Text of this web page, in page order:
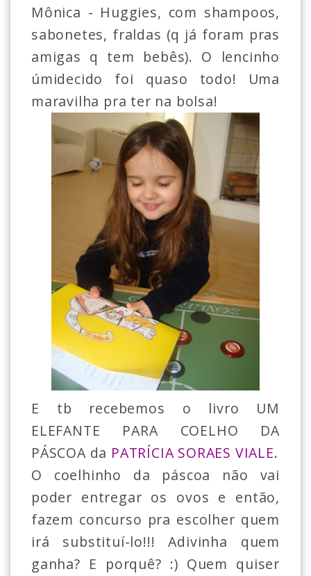
Mônica - Huggies, com shampoos,
sabonetes, fraldas (q já foram pras
amigas q tem bebês). O lencinho
úmidecido foi quaso todo! Uma
maravilha pra ter na bolsa!
E tb recebemos o livro UM
ELEFANTE PARA COELHO DA
PÁSCOA da PATRÍCIA SORAES VIALE.
O coelhinho da páscoa não vai
poder entregar os ovos e então,
fazem concurso pra escolher quem
irá substituí-lo!!! Adivinha quem
ganha? E porquê? :) Quem quiser